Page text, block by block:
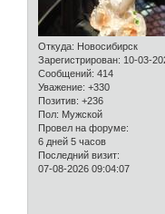
Откуда: Новосибирск
Зарегистрирован: 10-03-
Сообщений: 414
Уважение: +330
Позитив: +236
Пол: Мужской
Провел на форуме:
6 дней 5 часов
Последний визит:
07-08-2026 09:04:07